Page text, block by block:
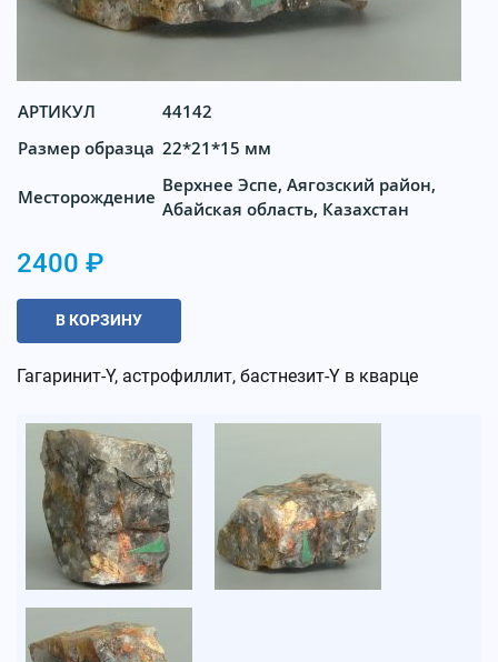
АРТИКУЛ
44142
Размер образца 22*21*15 мм
Месторождение
Верхнее Эспе, Аягозский район,
Абайская область, Казахстан
2400 ₽
В КОРЗИНУ
Гагаринит-Y, астрофиллит, бастнезит-Y в кварце